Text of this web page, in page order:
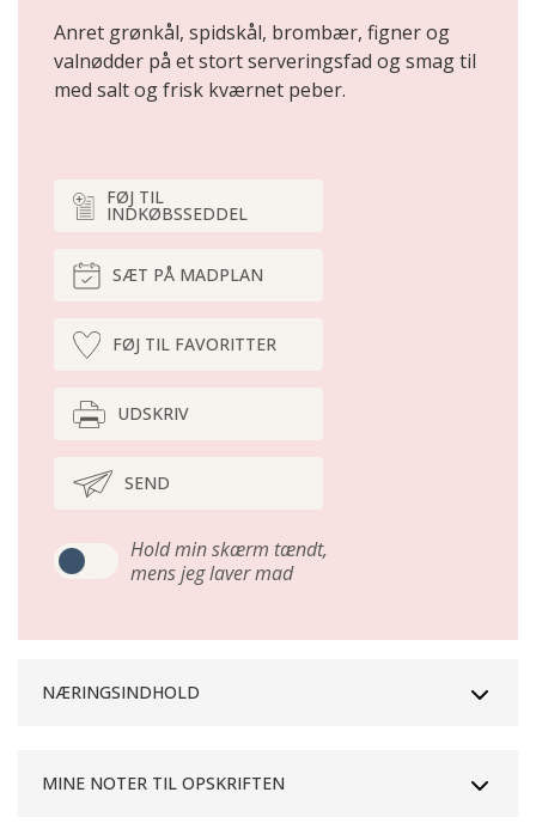
Anret grønkål, spidskål, brombær, figner og
valnødder på et stort serveringsfad og smag til
med salt og frisk­ kværnet peber.
FØJ TIL
INDKØBSSEDDEL
SÆT PÅ MADPLAN
FØJ TIL FAVORITTER
UDSKRIV
SEND
Hold min skærm tændt,
mens jeg laver mad
NÆRINGSINDHOLD
MINE NOTER TIL OPSKRIFTEN